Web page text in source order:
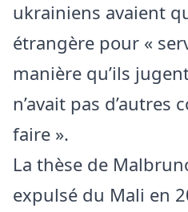
ukrainiens avaient
étrangère pour «
manière qu’ils
n’avait pas d’autres
faire ».
La thèse de
expulsé du Mali en